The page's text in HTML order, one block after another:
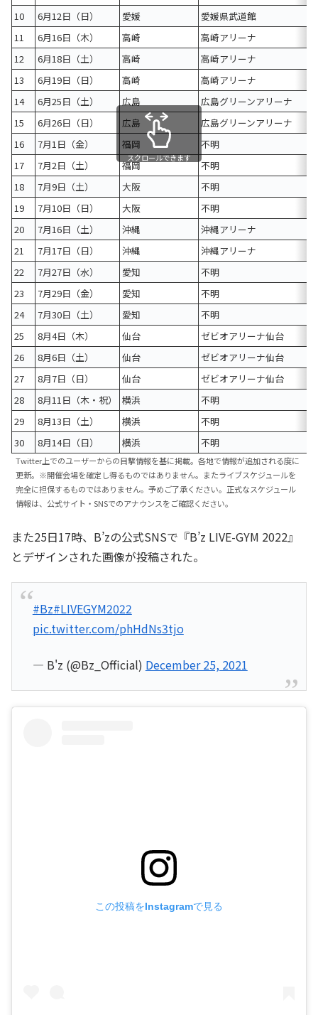
10
6月12日（日） 愛媛
愛媛県武道館
11
6月16日（木） 高崎
高崎アリーナ
12
6月18日（土） 高崎
高崎アリーナ
13
6月19日（日） 高崎
高崎アリーナ
14
6月25日（土） 広島
広島グリーンアリーナ
15
6月26日（日） 広島
広島グリーンアリーナ
16
7月1日（金） 福岡
不明
17
7月2日（土） 福岡
不明
18
7月9日（土） 大阪
不明
19
7月10日（日） 大阪
不明
20
7月16日（土） 沖縄
沖縄アリーナ
21
7月17日（日） 沖縄
沖縄アリーナ
22
7月27日（水） 愛知
不明
23
7月29日（金） 愛知
不明
24
7月30日（土） 愛知
不明
25
8月4日（木） 仙台
ゼビオアリーナ仙台
26
8月6日（土） 仙台
ゼビオアリーナ仙台
27
8月7日（日） 仙台
ゼビオアリーナ仙台
28
8月11日（木・祝） 横浜
不明
29
8月13日（土） 横浜
不明
30
8月14日（日） 横浜 不明
スクロールできます
Twitter上でのユーザーからの目撃情報を基に掲載。各地で情報が追加される度に
更新。※開催会場を確定し得るものではありません。またライブスケジュールを
完全に担保するものではありません。予めご了承ください。正式なスケジュール
情報は、公式サイト・SNSでのアナウンスをご確認ください。
また25日17時、B’zの公式SNSで『B’z LIVE-GYM 2022』
とデザインされた画像が投稿された。
#Bz#LIVEGYM2022
pic.twitter.com/phHdNs3tjo
— B'z (@Bz_Official) December 25, 2021
この投稿をInstagramで見る